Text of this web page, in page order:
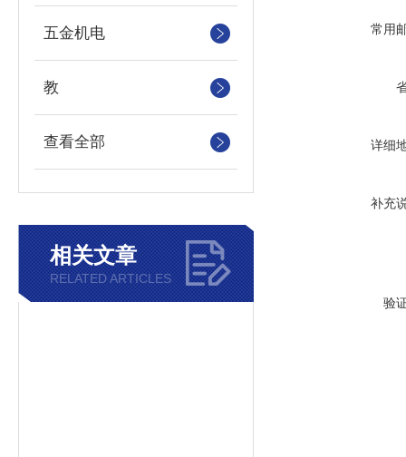
五金机电
教
查看全部
相关文章
RELATED ARTICLES
常用
详细
补充
验